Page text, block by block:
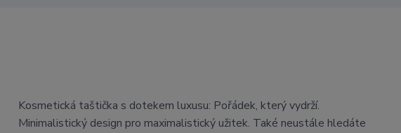
Kosmetická taštička s dotekem luxusu: Pořádek, který vydrží.
Minimalistický design pro maximalistický užitek. Také neustále hledáte